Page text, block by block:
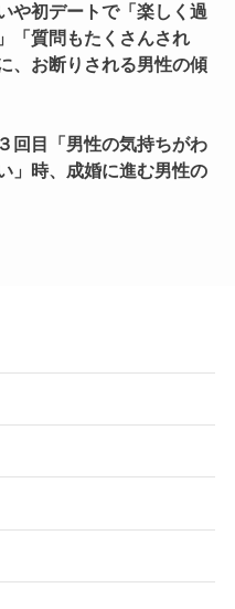
や初デートで「楽しく過
「質問もたくさんされ
、お断りされる男性の傾
回目「男性の気持ちがわ
」時、成婚に進む男性の